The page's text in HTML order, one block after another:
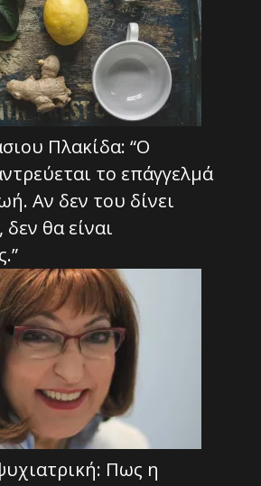
Πλακίδα: “Ο
το επάγγελμά
Αν δεν του δίνει
θα είναι
Πως η